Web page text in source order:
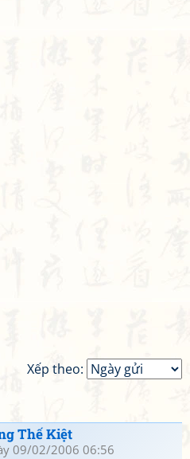
Xếp theo:
Thế Kiệt
09/02/2006 06:56